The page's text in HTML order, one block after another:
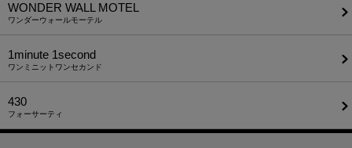
WONDER WALL MOTEL
ワンダーウォールモーテル
1minute​ 1second
ワンミニットワンセカンド
430
フォーサーティ